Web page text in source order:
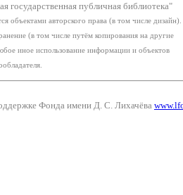
государственная публичная библиотека"
объектами авторского права (в том числе дизайн).
(в том числе путём копирования на другие
иное использование информации и объектов
Фонда имени Д. С. Лихачёва